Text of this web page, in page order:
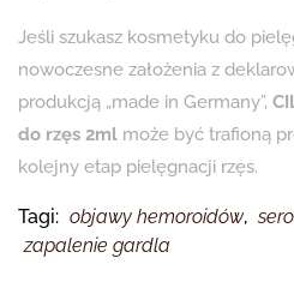
Jeśli szukasz kosmetyku do
nowoczesne założenia z
produkcją „made in Germany”,
do rzęs 2ml może być trafioną
kolejny etap pielęgnacji rzęs.
Tagi: objawy hemoroidów,
zapalenie gardla